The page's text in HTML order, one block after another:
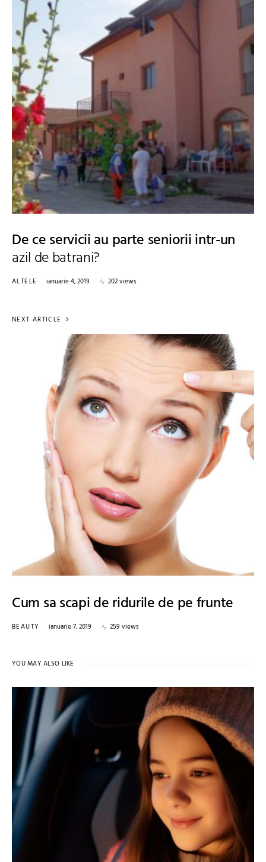
De ce servicii au parte seniorii intr-un
azil de batrani?
ALTELE ianuarie 4, 2019 202 views
NEXT ARTICLE
Cum sa scapi de ridurile de pe frunte
BEAUTY ianuarie 7, 2019 259 views
YOU MAY ALSO LIKE